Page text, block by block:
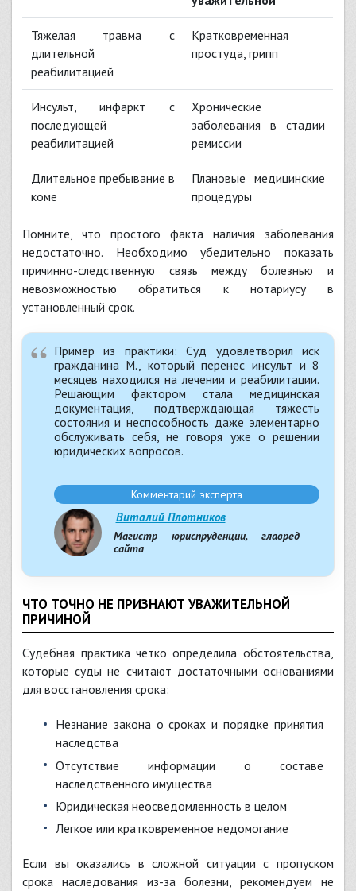
Тяжелая травма с
длительной
реабилитацией
Кратковременная
простуда, грипп
Инсульт, инфаркт с
последующей
реабилитацией
Хронические
заболевания в стадии
ремиссии
Длительное пребывание в
коме
Плановые медицинские
процедуры
Помните, что простого факта наличия заболевания
недостаточно. Необходимо убедительно показать
причинно-следственную связь между болезнью и
невозможностью обратиться к нотариусу в
установленный срок.
Пример из практики: Суд удовлетворил иск
гражданина М., который перенес инсульт и 8
месяцев находился на лечении и реабилитации.
Решающим фактором стала медицинская
документация, подтверждающая тяжесть
состояния и неспособность даже элементарно
обслуживать себя, не говоря уже о решении
юридических вопросов.
Виталий Плотников
Магистр юриспруденции, главред
сайта
Комментарий эксперта
ЧТО ТОЧНО НЕ ПРИЗНАЮТ УВАЖИТЕЛЬНОЙ
ПРИЧИНОЙ
Судебная практика четко определила обстоятельства,
которые суды не считают достаточными основаниями
для восстановления срока:
Незнание закона о сроках и порядке принятия
наследства
Отсутствие информации о составе
наследственного имущества
Юридическая неосведомленность в целом
Легкое или кратковременное недомогание
Если вы оказались в сложной ситуации с пропуском
срока наследования из-за болезни, рекомендуем не